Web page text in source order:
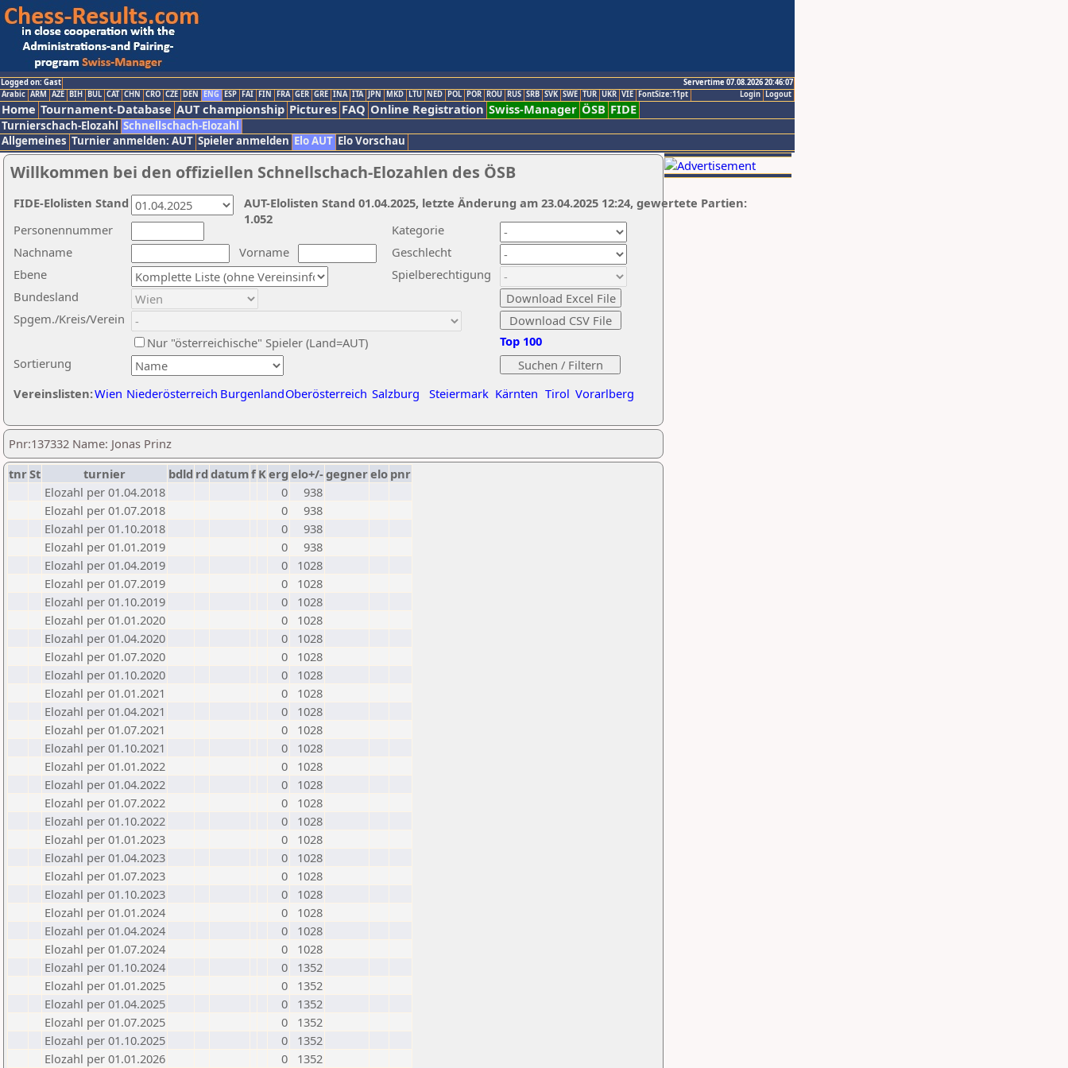
Logged on: Gast
Servertime 07.08.2026 20:46:07
Logout
Login
Arabic ARM AZE BIH BUL CAT CHN CRO CZE DEN ENG ESP FAI FIN FRA GER GRE INA ITA JPN MKD LTU NED POL POR ROU RUS SRB SVK SWE TUR UKR VIE FontSize:11pt
Home Tournament-Database AUT championship Pictures FAQ Online Registration Swiss-Manager ÖSB FIDE
Turnierschach-Elozahl Schnellschach-Elozahl
Allgemeines Turnier anmelden: AUT Spieler anmelden Elo AUT Elo Vorschau
Willkommen bei den offiziellen Schnellschach-Elozahlen des ÖSB
Nachname
Vorname
Ebene
Kategorie
Sortierung
Personennummer
Bundesland
Spgem./Kreis/Verein
Geschlecht
Nur "österreichische" Spieler (Land=AUT)
Spielberechtigung
Vereinslisten:Wien Niederösterreich BurgenlandOberösterreich Salzburg Steiermark Kärnten Tirol Vorarlberg
Top 100
AUT-Elolisten Stand 01.04.2025, letzte Änderung am 23.04.2025 12:24, gewertete Partien:
1.052
FIDE-Elolisten Stand
Pnr:137332 Name: Jonas Prinz
tnrSt turnier bdld rd datumf Kerg elo+/-gegnerelo pnr
Elozahl per 01.04.2018
0
938
Elozahl per 01.07.2018
0
938
Elozahl per 01.10.2018
0
938
Elozahl per 01.01.2019
0
938
Elozahl per 01.04.2019
0
1028
Elozahl per 01.07.2019
0
1028
Elozahl per 01.10.2019
0
1028
Elozahl per 01.01.2020
0
1028
Elozahl per 01.04.2020
0
1028
Elozahl per 01.07.2020
0
1028
Elozahl per 01.10.2020
0
1028
Elozahl per 01.01.2021
0
1028
Elozahl per 01.04.2021
0
1028
Elozahl per 01.07.2021
0
1028
Elozahl per 01.10.2021
0
1028
Elozahl per 01.01.2022
0
1028
Elozahl per 01.04.2022
0
1028
Elozahl per 01.07.2022
0
1028
Elozahl per 01.10.2022
0
1028
Elozahl per 01.01.2023
0
1028
Elozahl per 01.04.2023
0
1028
Elozahl per 01.07.2023
0
1028
Elozahl per 01.10.2023
0
1028
Elozahl per 01.01.2024
0
1028
Elozahl per 01.04.2024
0
1028
Elozahl per 01.07.2024
0
1028
Elozahl per 01.10.2024
0
1352
Elozahl per 01.01.2025
0
1352
Elozahl per 01.04.2025
0
1352
Elozahl per 01.07.2025
0
1352
Elozahl per 01.10.2025
0
1352
Elozahl per 01.01.2026
0 1352